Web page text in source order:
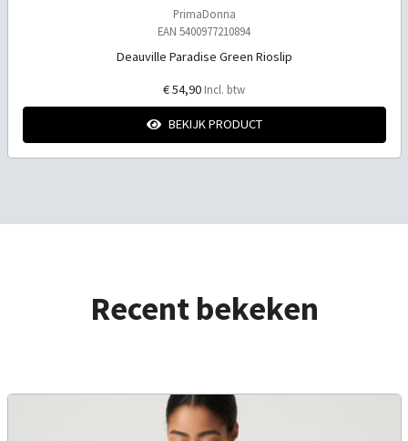
PrimaDonna
EAN 5400977210894
Deauville Paradise Green Rioslip
€ 54,90 Incl. btw
BEKIJK PRODUCT
Recent bekeken